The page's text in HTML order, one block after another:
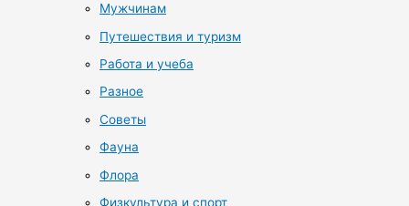
Мужчинам
Путешествия и туризм
Работа и учеба
Разное
Советы
Фауна
Флора
Физкультура и спорт